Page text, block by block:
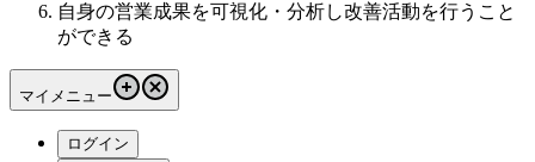
自身の営業成果を可視化・分析し改善活動を行うこと
ができる
マイメニュー
ログイン